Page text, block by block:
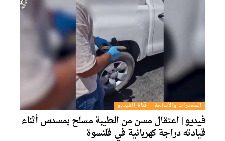
المخدرات والأسلحة قناة الفيديو
فيديو | اعتقال مسن من الطيبة مسلح بمسدس أثناء
قيادته دراجة كهربائية في قلنسوة